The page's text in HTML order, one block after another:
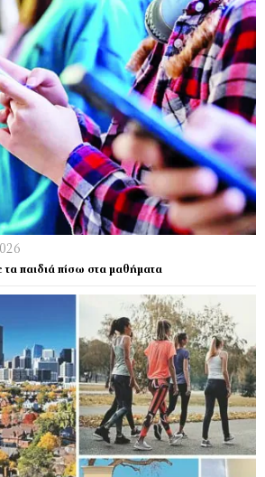
παιδιά πίσω στα μαθήματα